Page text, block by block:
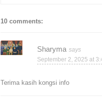
10 comments:
Sharyma
September 2, 2025 at
Terima kasih kongsi info